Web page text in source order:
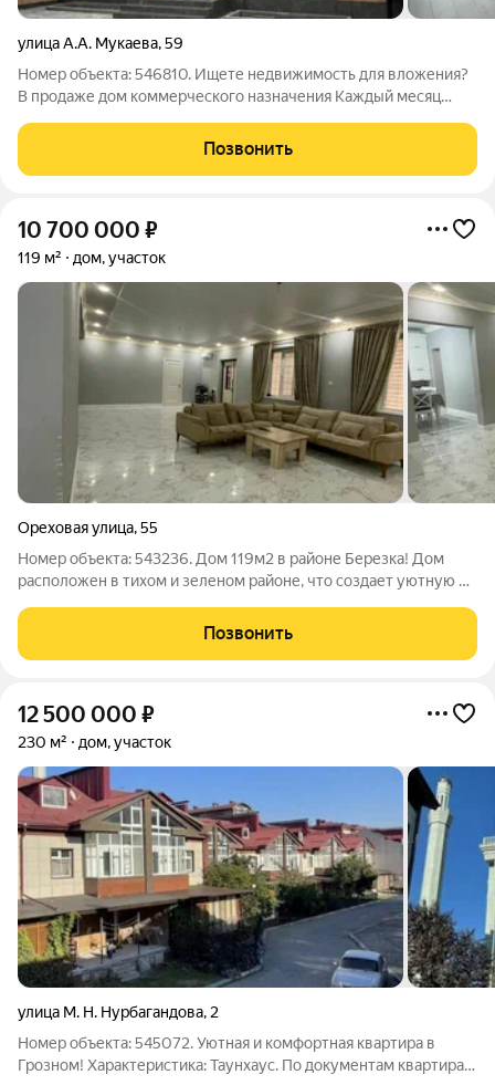
улица А.А. Мукаева,59
Номер объекта: 546810. Ищете недвижимость для вложения?
В продаже дом коммерческого назначения Каждый месяц
аренду под коммерцию О доме- Дом находится в поселке
Мичурина Участок - 4.2 соток
Позвонить
10 700 000 ₽
119 м² дом, участок
Ореховая улица,55
Номер объекта: 543236. Дом 119м2 в районе Березка! Дом
расположен в тихом и зеленом районе, что создает уютную и
Площадь дома 119м2 Площадь участка 6 соток Просторная
кухня-гостиная Три светлые и
Позвонить
12 500 000 ₽
230 м² дом, участок
улица М. Н. Нурбагандова, 2
Номер объекта: 545072. Уютная и комфортная квартира в
Грозном! Характеристика: Taунхaуc. По документам квартирa .